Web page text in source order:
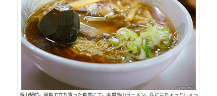
高山駅前。昼食で立ち寄った食堂にて。本場高山ラーメン、私にはちょっとしょっ